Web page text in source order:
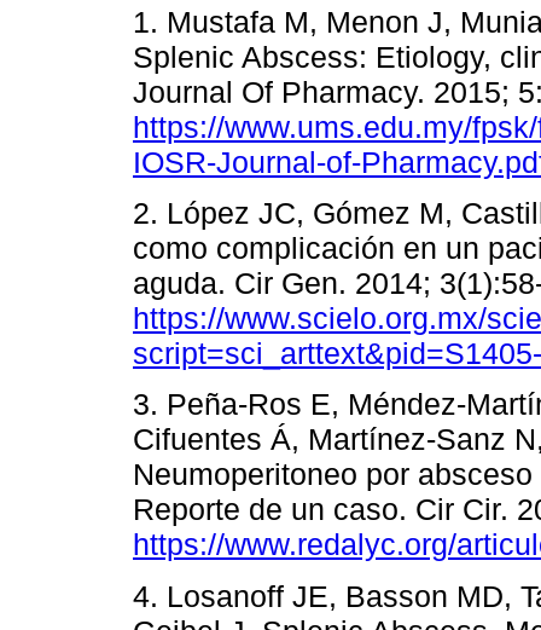
1. Mustafa M, Menon J,
Splenic Abscess: Etiology,
Journal Of Pharmacy. 2015;
https://www.ums.edu.my/
IOSR-Journal-of-
2. López JC, Gómez M,
como complicación en un
aguda. Cir Gen. 2014;
https://www.scielo.org.mx/
3. Peña-Ros E, Méndez-
Cifuentes Á, Martínez-Sanz
Neumoperitoneo por
Reporte de un caso. Cir Cir.
https://www.redalyc.org/
4. Losanoff JE, Basson MD,